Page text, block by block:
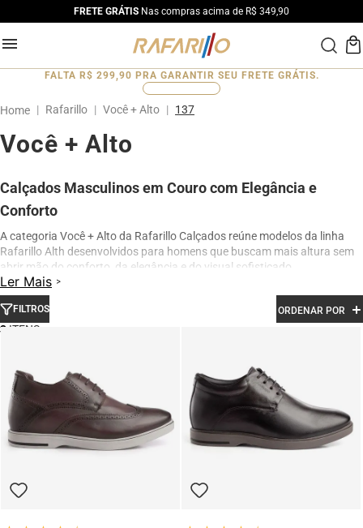
FRETE GRÁTIS Nas compras acima de R$ 349,90
FALTA R$ 299,90 PRA GARANTIR SEU FRETE GRÁTIS.
0
Rafarillo Você + Alto 137
Você + Alto
Calçados Masculinos em Couro com Elegância e
Conforto
A categoria Você + Alto da Rafarillo Calçados reúne modelos da linha
Rafarillo Alth desenvolvidos para homens que buscam mais altura sem
abrir mão do conforto, da elegância e do visual sofisticado.
Os calçados contam com elevação interna de até 7 cm, proporcionando
aumento de altura de forma discreta e natural. Produzidos em couro
legítimo e com acabamento premium, os modelos oferecem excelente
conforto para uso diário, além de design moderno para ocasiões sociais,
Na categoria Você + Alto, você encontra sapatos sociais, casuais,
mocassins e sapatênis com tecnologia de elevação interna,
desenvolvidos para garantir mais confiança, postura e estilo em
qualquer momento do dia.
Ler Mais
FILTROS ORDENAR POR
3